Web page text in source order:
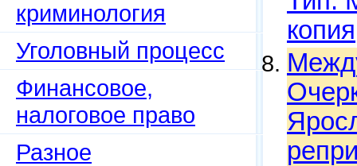
криминология
Уголовный процесс
Финансовое,
налоговое право
Разное
копия